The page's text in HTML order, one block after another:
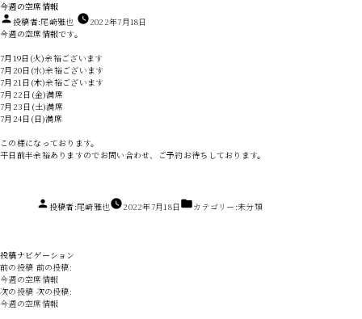
今週の空席情報
投稿者:尾崎雅也
2022年7月18日
今週の空席情報です。
7月19日(火)余裕ございます
7月20日(水)余裕ございます
7月21日(木)余裕ございます
7月22日(金)満席
7月23日(土)満席
7月24日(日)満席
この様になっております。
平日前半余裕ありますのでお問い合わせ、ご予約お待ちしております。
投稿者:尾崎雅也 2022年7月18日 カテゴリー:未分類
投稿ナビゲーション
前の投稿 前の投稿:
今週の空席情報
次の投稿 次の投稿:
今週の空席情報